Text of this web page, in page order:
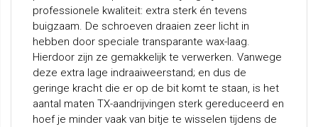
professionele kwaliteit: extra sterk én tevens
buigzaam. De schroeven draaien zeer licht in
hebben door speciale transparante wax-laag.
Hierdoor zijn ze gemakkelijk te verwerken. Vanwege
deze extra lage indraaiweerstand; en dus de
geringe kracht die er op de bit komt te staan, is het
aantal maten TX-aandrijvingen sterk gereduceerd en
hoef je minder vaak van bitje te wisselen tijdens de